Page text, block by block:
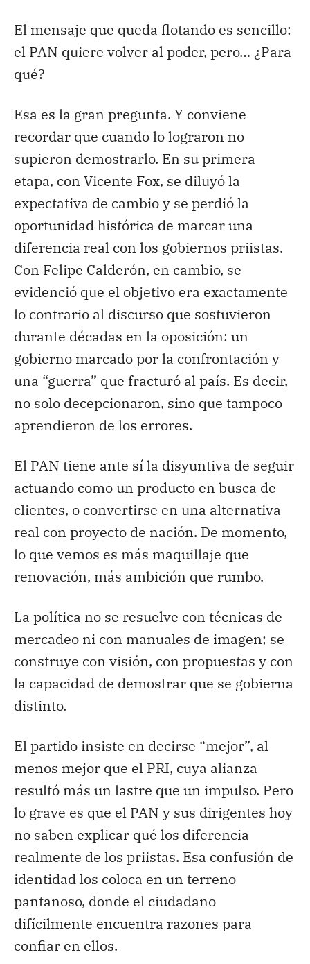
El mensaje que queda flotando es sencillo:
el PAN quiere volver al poder, pero… ¿Para
qué?
Esa es la gran pregunta. Y conviene
recordar que cuando lo lograron no
supieron demostrarlo. En su primera
etapa, con Vicente Fox, se diluyó la
expectativa de cambio y se perdió la
oportunidad histórica de marcar una
diferencia real con los gobiernos priistas.
Con Felipe Calderón, en cambio, se
evidenció que el objetivo era exactamente
lo contrario al discurso que sostuvieron
durante décadas en la oposición: un
gobierno marcado por la confrontación y
una “guerra” que fracturó al país. Es decir,
no solo decepcionaron, sino que tampoco
aprendieron de los errores.
El PAN tiene ante sí la disyuntiva de seguir
actuando como un producto en busca de
clientes, o convertirse en una alternativa
real con proyecto de nación. De momento,
lo que vemos es más maquillaje que
renovación, más ambición que rumbo.
La política no se resuelve con técnicas de
mercadeo ni con manuales de imagen; se
construye con visión, con propuestas y con
la capacidad de demostrar que se gobierna
distinto.
El partido insiste en decirse “mejor”, al
menos mejor que el PRI, cuya alianza
resultó más un lastre que un impulso. Pero
lo grave es que el PAN y sus dirigentes hoy
no saben explicar qué los diferencia
realmente de los priistas. Esa confusión de
identidad los coloca en un terreno
pantanoso, donde el ciudadano
difícilmente encuentra razones para
confiar en ellos.